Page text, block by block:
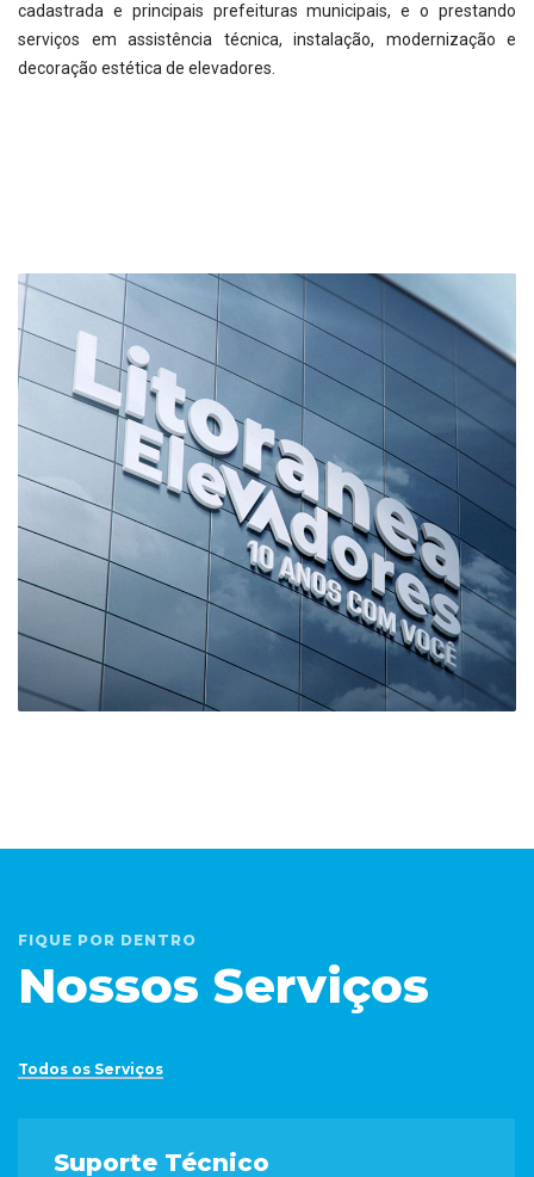
cadastrada e principais prefeituras municipais, e o prestando
serviços em assistência técnica, instalação, modernização e
decoração estética de elevadores.
FIQUE POR DENTRO
Nossos Serviços
Todos os Serviços
Suporte Técnico